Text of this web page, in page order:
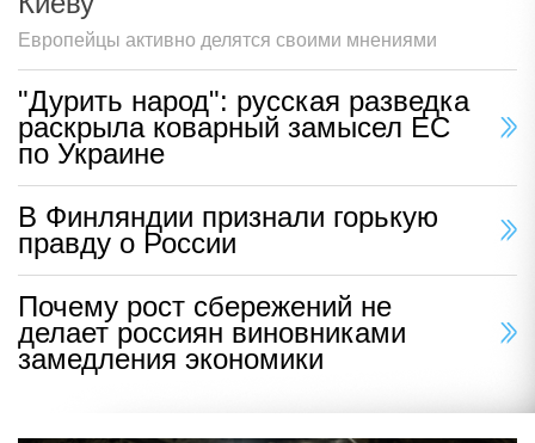
Европейцы активно делятся своими мнениями
"Дурить народ": русская разведка
раскрыла коварный замысел ЕС
по Украине
В Финляндии признали горькую
правду о России
Почему рост сбережений не
делает россиян виновниками
замедления экономики